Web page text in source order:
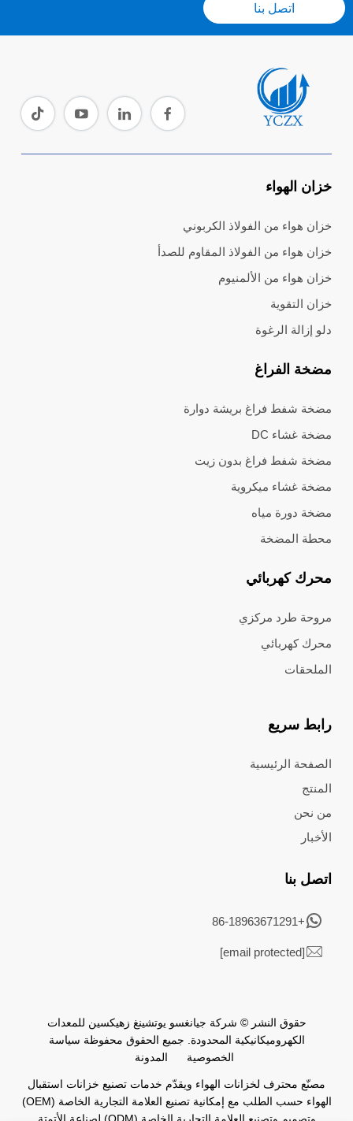
اتصل بنا
خزان الهواء
خزان هواء من الفولاذ الكربوني
خزان هواء من الفولاذ المقاوم للصدأ
خزان هواء من الألمنيوم
خزان التقوية
دلو إزالة الرغوة
مضخة الفراغ
مضخة شفط فراغ بريشة دوارة
مضخة غشاء DC
مضخة شفط فراغ بدون زيت
مضخة غشاء ميكروية
مضخة دورة مياه
محطة المضخة
محرك كهربائي
مروحة طرد مركزي
محرك كهربائي
الملحقات
رابط سريع
الصفحة الرئيسية
المنتج
من نحن
الأخبار
اتصل بنا
+86-18963671291
[email protected]
حقوق النشر © شركة جيانغسو يوتشينغ زهيكسين للمعدات
الكهروميكانيكية المحدودة. جميع الحقوق محفوظة سياسة
الخصوصية
المدونة
مصنّع محترف لخزانات الهواء ويقدّم خدمات تصنيع خزانات استقبال
الهواء حسب الطلب مع إمكانية تصنيع العلامة التجارية الخاصة (OEM)